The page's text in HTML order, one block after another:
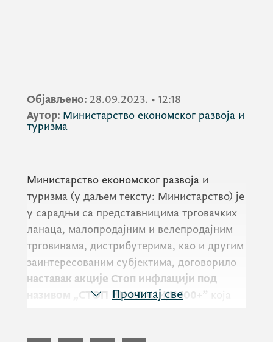
Објављено: 28.09.2023. • 12:18
Аутор: Министарство економског развоја и
туризма
Министарство економског развоја и
туризма (у даљем тексту: Министарство) је
у сарадњи са представницима трговачких
ланаца, малопродајним и велепродајним
трговинама, дистрибутерима, као и другим
заинтересованим субјектима, договорило
наставак акције Стоп инфлацији под
називом „СТОП ИНФЛАЦИЈИ 100+” која
Прочитај све